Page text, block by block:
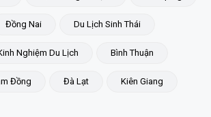
Đồng Nai Du Lịch Sinh Thái
Nghiệm Du Lịch Bình Thuận
Đồng Đà Lạt Kiên Giang